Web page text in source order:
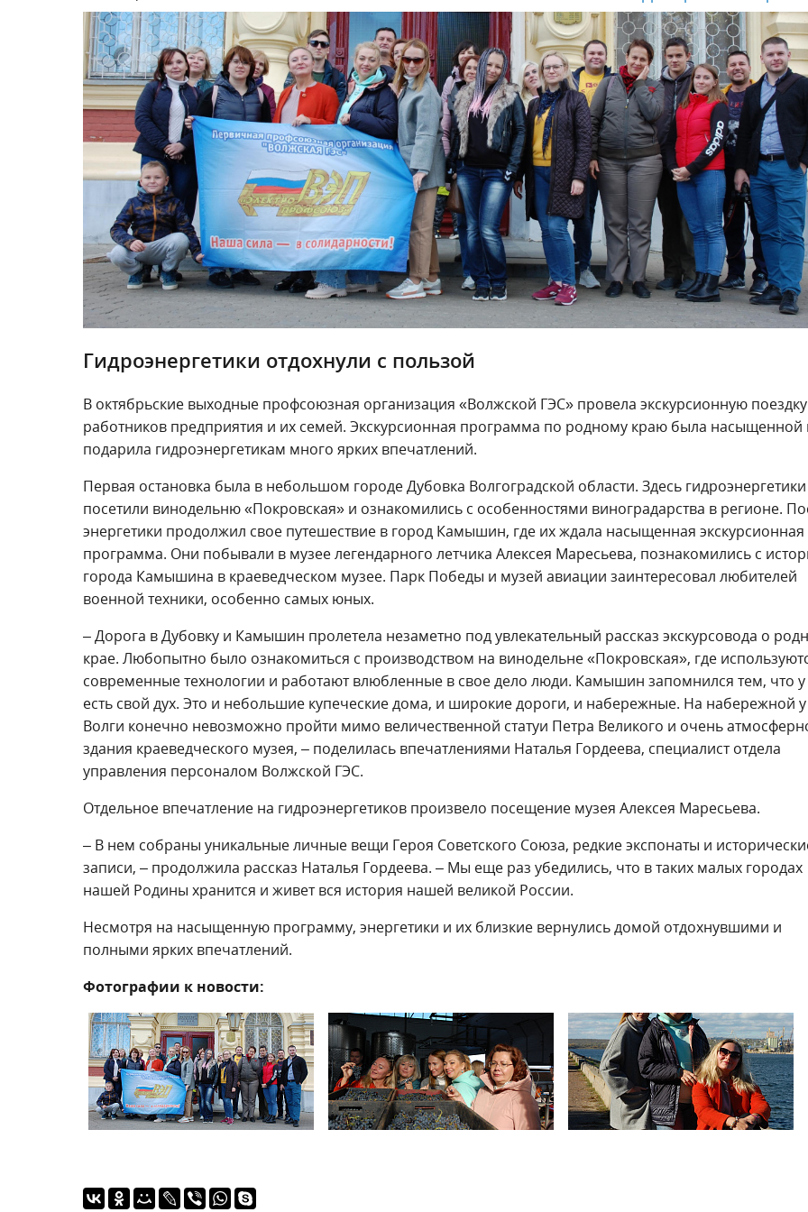
Гидроэнергетики отдохнули с пользой
В октябрьские выходные профсоюзная организация «Волжской ГЭС» провела экскурсионную
работников предприятия и их семей. Экскурсионная программа по родному краю была насыщенной
подарила гидроэнергетикам много ярких впечатлений.
Первая остановка была в небольшом городе Дубовка Волгоградской области. Здесь гидроэнергетики
посетили винодельню «Покровская» и ознакомились с особенностями виноградарства в регионе.
энергетики продолжил свое путешествие в город Камышин, где их ждала насыщенная экскурсионная
программа. Они побывали в музее легендарного летчика Алексея Маресьева, познакомились с
города Камышина в краеведческом музее. Парк Победы и музей авиации заинтересовал любителей
военной техники, особенно самых юных.
– Дорога в Дубовку и Камышин пролетела незаметно под увлекательный рассказ экскурсовода о
крае. Любопытно было ознакомиться с производством на винодельне «Покровская», где
современные технологии и работают влюбленные в свое дело люди. Камышин запомнился тем, что у
есть свой дух. Это и небольшие купеческие дома, и широкие дороги, и набережные. На набережной у
Волги конечно невозможно пройти мимо величественной статуи Петра Великого и очень
здания краеведческого музея, – поделилась впечатлениями Наталья Гордеева, специалист отдела
управления персоналом Волжской ГЭС.
Отдельное впечатление на гидроэнергетиков произвело посещение музея Алексея Маресьева.
– В нем собраны уникальные личные вещи Героя Советского Союза, редкие экспонаты и
записи, – продолжила рассказ Наталья Гордеева. – Мы еще раз убедились, что в таких малых городах
нашей Родины хранится и живет вся история нашей великой России.
Несмотря на насыщенную программу, энергетики и их близкие вернулись домой отдохнувшими и
полными ярких впечатлений.
Фотографии к новости: